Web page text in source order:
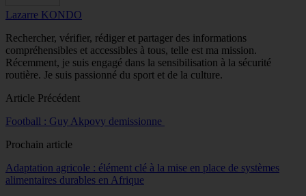
Lazarre KONDO
Rechercher, vérifier, rédiger et partager des informations
compréhensibles et accessibles à tous, telle est ma mission.
Récemment, je suis engagé dans la sensibilisation à la sécurité
routière. Je suis passionné du sport et de la culture.
Article Précédent
Football : Guy Akpovy demissionne
Prochain article
Adaptation agricole : élément clé à la mise en place de systèmes
alimentaires durables en Afrique